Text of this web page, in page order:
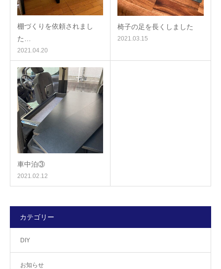
棚づくりを依頼されまし
た…
2021.04.20
椅子の足を長くしました
2021.03.15
車中泊③
2021.02.12
カテゴリー
DIY
お知らせ